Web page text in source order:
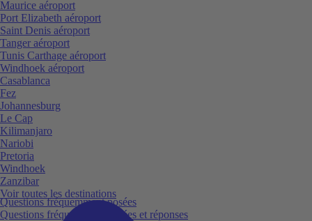
Questions fréquemment posées
Questions fréquemment posées et réponses
Maurice aéroport
Port Elizabeth aéroport
Saint Denis aéroport
Tanger aéroport
Tunis Carthage aéroport
Windhoek aéroport
Casablanca
Fez
Johannesburg
Le Cap
Kilimanjaro
Nariobi
Pretoria
Windhoek
Zanzibar
Voir toutes les destinations